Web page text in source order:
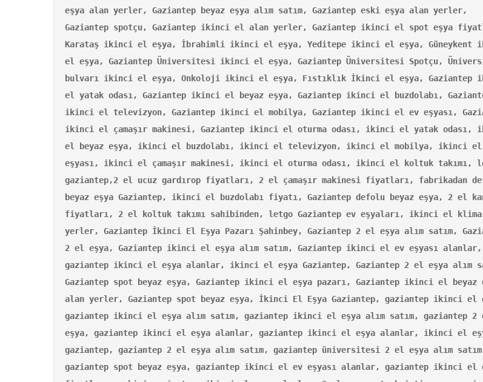
eşya alan yerler, Gaziantep beyaz eşya alım satım, Gaziantep eski eşya alan yerler,
Gaziantep spotçu, Gaziantep ikinci el alan yerler, Gaziantep ikinci el spot eşya
Karataş ikinci el eşya, İbrahimli ikinci el eşya, Yeditepe ikinci el eşya, Güneykent
el eşya, Gaziantep Üniversitesi ikinci el eşya, Gaziantep Üniversitesi Spotçu,
bulvarı ikinci el eşya, Onkoloji ikinci el eşya, Fıstıklık İkinci el eşya, Gaziantep
el yatak odası, Gaziantep ikinci el beyaz eşya, Gaziantep ikinci el buzdolabı,
ikinci el televizyon, Gaziantep ikinci el mobilya, Gaziantep ikinci el ev eşyası,
ikinci el çamaşır makinesi, Gaziantep ikinci el oturma odası, ikinci el yatak odası,
el beyaz eşya, ikinci el buzdolabı, ikinci el televizyon, ikinci el mobilya, ikinci el
eşyası, ikinci el çamaşır makinesi, ikinci el oturma odası, ikinci el koltuk takımı,
gaziantep,2 el ucuz gardırop fiyatları, 2 el çamaşır makinesi fiyatları, fabrikadan
beyaz eşya Gaziantep, ikinci el buzdolabı fiyatı, Gaziantep defolu beyaz eşya, 2 el
fiyatları, 2 el koltuk takımı sahibinden, letgo Gaziantep ev eşyaları, ikinci el
yerler, Gaziantep İkinci El Eşya Pazarı Şahinbey, Gaziantep 2 el eşya alım satım,
2 el eşya, Gaziantep ikinci el eşya alım satım, Gaziantep ikinci el ev eşyası alanlar,
gaziantep ikinci el eşya alanlar, ikinci el eşya Gaziantep, Gaziantep 2 el eşya alım
Gaziantep spot beyaz eşya, Gaziantep ikinci el eşya pazarı, Gaziantep ikinci el beyaz
alan yerler, Gaziantep spot beyaz eşya, İkinci El Eşya Gaziantep, gaziantep ikinci el
gaziantep ikinci el eşya alım satım, gaziantep ikinci el eşya alım satım, gaziantep 2
eşya, gaziantep ikinci el eşya alanlar, gaziantep ikinci el eşya alanlar, ikinci el
gaziantep, gaziantep 2 el eşya alım satım, gaziantep üniversitesi 2 el eşya alım
gaziantep spot beyaz eşya, gaziantep ikinci el ev eşyası alanlar, gaziantep ikinci el